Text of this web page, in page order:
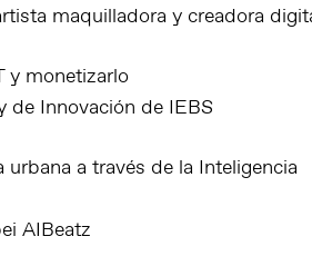
maquilladora y creadora
y monetizarlo
de Innovación de IEBS
a través de la Inteligencia
AIBeatz